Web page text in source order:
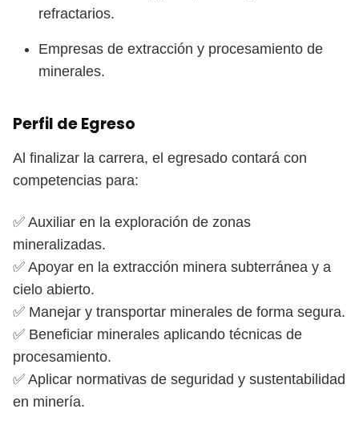
refractarios.
Empresas de extracción y procesamiento de
minerales.
Perfil de Egreso
Al finalizar la carrera, el egresado contará con
competencias para:
✅ Auxiliar en la exploración de zonas
mineralizadas.
✅ Apoyar en la extracción minera subterránea y a
cielo abierto.
✅ Manejar y transportar minerales de forma segura.
✅ Beneficiar minerales aplicando técnicas de
procesamiento.
✅ Aplicar normativas de seguridad y sustentabilidad
en minería.